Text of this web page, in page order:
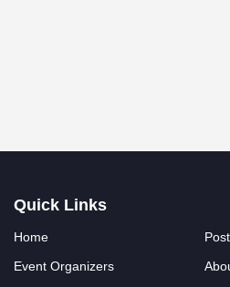
Quick Links
Home
Event Organizers